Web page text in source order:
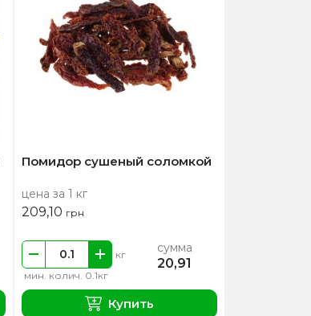
Помидор сушеный соломкой
цена за 1 кг
209,10 грн
мин. колич. 0.1кг
кг сумма
20,91
Купить